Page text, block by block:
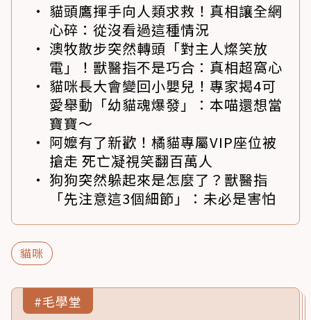
貓頭鷹揮手向人類求救！真相讓全網
心碎：從沒看過這種情況
澳牧散步突然轉頭「對主人燦笑放
電」！獸醫指不是巧合：真相超窩心
貓咪長大會變回小嬰兒！專家揭4可
愛舉動「幼貓魂爆發」：本喵還想當
寶寶～
阿嬤有了新歡！橘貓專屬VIP座位被
搶走 死亡凝視笑翻百萬人
狗狗突然躲起來是怎麼了？獸醫指
「先注意這3個細節」：未必是害怕
貓咪
#毛學堂